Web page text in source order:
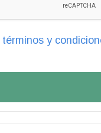
términos y